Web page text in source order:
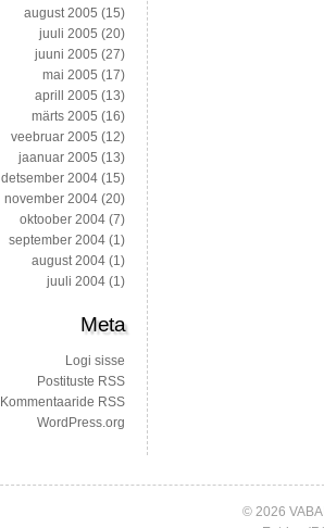
august 2005 (15)
juuli 2005 (20)
juuni 2005 (27)
mai 2005 (17)
aprill 2005 (13)
märts 2005 (16)
veebruar 2005 (12)
jaanuar 2005 (13)
detsember 2004 (15)
november 2004 (20)
oktoober 2004 (7)
september 2004 (1)
august 2004 (1)
juuli 2004 (1)
Meta
Logi sisse
Postituste RSS
Kommentaaride RSS
WordPress.org
© 2026